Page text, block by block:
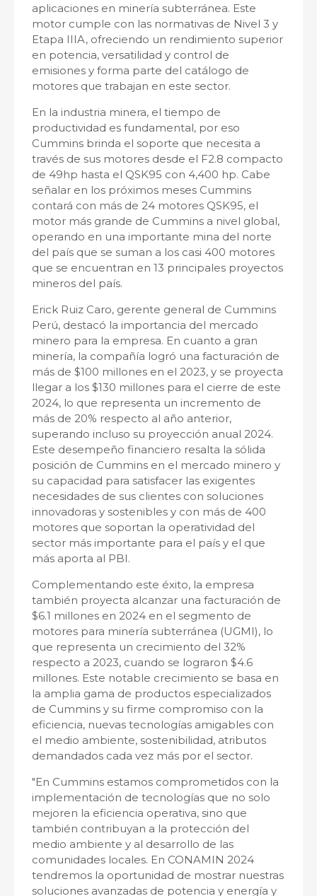
aplicaciones en minería subterránea. Este
motor cumple con las normativas de Nivel 3 y
Etapa IIIA, ofreciendo un rendimiento superior
en potencia, versatilidad y control de
emisiones y forma parte del catálogo de
motores que trabajan en este sector.
En la industria minera, el tiempo de
productividad es fundamental, por eso
Cummins brinda el soporte que necesita a
través de sus motores desde el F2.8 compacto
de 49hp hasta el QSK95 con 4,400 hp. Cabe
señalar en los próximos meses Cummins
contará con más de 24 motores QSK95, el
motor más grande de Cummins a nivel global,
operando en una importante mina del norte
del país que se suman a los casi 400 motores
que se encuentran en 13 principales proyectos
mineros del país.
Erick Ruiz Caro, gerente general de Cummins
Perú, destacó la importancia del mercado
minero para la empresa. En cuanto a gran
minería, la compañía logró una facturación de
más de $100 millones en el 2023, y se proyecta
llegar a los $130 millones para el cierre de este
2024, lo que representa un incremento de
más de 20% respecto al año anterior,
superando incluso su proyección anual 2024.
Este desempeño financiero resalta la sólida
posición de Cummins en el mercado minero y
su capacidad para satisfacer las exigentes
necesidades de sus clientes con soluciones
innovadoras y sostenibles y con más de 400
motores que soportan la operatividad del
sector más importante para el país y el que
más aporta al PBI.
Complementando este éxito, la empresa
también proyecta alcanzar una facturación de
$6.1 millones en 2024 en el segmento de
motores para minería subterránea (UGMI), lo
que representa un crecimiento del 32%
respecto a 2023, cuando se lograron $4.6
millones. Este notable crecimiento se basa en
la amplia gama de productos especializados
de Cummins y su firme compromiso con la
eficiencia, nuevas tecnologías amigables con
el medio ambiente, sostenibilidad, atributos
demandados cada vez más por el sector.
"En Cummins estamos comprometidos con la
implementación de tecnologías que no solo
mejoren la eficiencia operativa, sino que
también contribuyan a la protección del
medio ambiente y al desarrollo de las
comunidades locales. En CONAMIN 2024
tendremos la oportunidad de mostrar nuestras
soluciones avanzadas de potencia y energía y